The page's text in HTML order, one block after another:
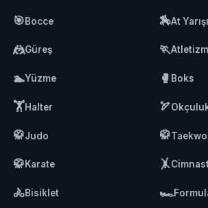
🎯Bocce 🏇At Yarışı
🤼Güreş 🏃Atletizm
🏊Yüzme 🥊 Boks
🏋️Halter 🏹
🥋Judo 🥋
🥋Karate 🤸
🚴Bisiklet 🏎️